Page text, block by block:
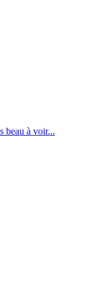
beau à voir...